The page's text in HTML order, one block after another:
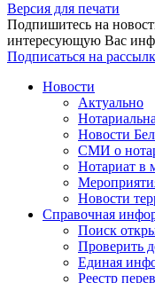
Версия для печати
Подпишитесь на
интересующую Вас
Подписаться на
Новости
Актуально
Новости
СМИ о
Нотариат в
Новости
Справочная
Поиск
Проверить
Единая
Реестр